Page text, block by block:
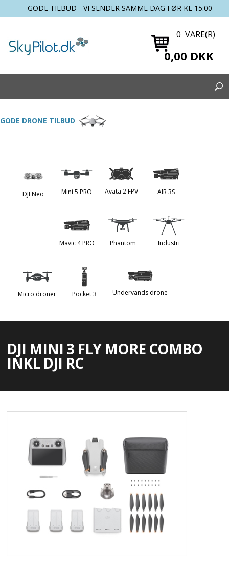
GODE TILBUD - VI SENDER SAMME DAG FØR KL 15:00
0 VARE(R)
0,00 DKK
GODE DRONE TILBUD
DJI Neo Mini 5 PRO Avata 2 FPV AIR 3S
Mavic 4 PRO Phantom Industri
Micro droner Pocket 3 Undervands drone
DJI MINI 3 FLY MORE COMBO
INKL DJI RC